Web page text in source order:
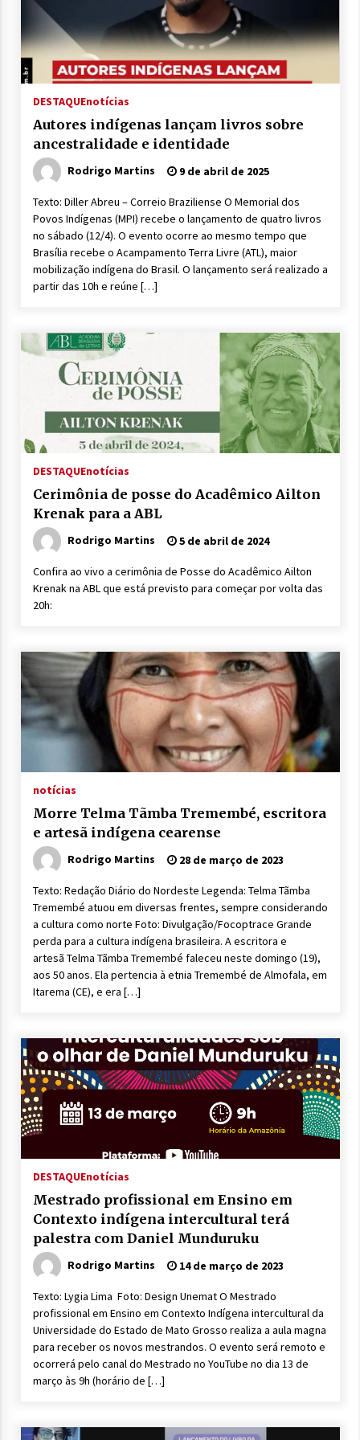
DESTAQUEnotícias
Autores indígenas lançam livros sobre
ancestralidade e identidade
Rodrigo Martins 9 de abril de 2025
Texto: Diller Abreu – Correio Braziliense O Memorial dos
Povos Indígenas (MPI) recebe o lançamento de quatro livros
no sábado (12/4). O evento ocorre ao mesmo tempo que
Brasília recebe o Acampamento Terra Livre (ATL), maior
mobilização indígena do Brasil. O lançamento será realizado a
partir das 10h e reúne […]
DESTAQUEnotícias
Cerimônia de posse do Acadêmico Ailton
Krenak para a ABL
Rodrigo Martins 5 de abril de 2024
Confira ao vivo a cerimônia de Posse do Acadêmico Ailton
Krenak na ABL que está previsto para começar por volta das
20h:
notícias
Morre Telma Tãmba Tremembé, escritora
e artesã indígena cearense
Rodrigo Martins 28 de março de 2023
Texto: Redação Diário do Nordeste Legenda: Telma Tãmba
Tremembé atuou em diversas frentes, sempre considerando
a cultura como norte Foto: Divulgação/Focoptrace Grande
perda para a cultura indígena brasileira. A escritora e
artesã Telma Tãmba Tremembé faleceu neste domingo (19),
aos 50 anos. Ela pertencia à etnia Tremembé de Almofala, em
Itarema (CE), e era […]
DESTAQUEnotícias
Mestrado profissional em Ensino em
Contexto indígena intercultural terá
palestra com Daniel Munduruku
Rodrigo Martins 14 de março de 2023
Texto: Lygia Lima Foto: Design Unemat O Mestrado
profissional em Ensino em Contexto Indígena intercultural da
Universidade do Estado de Mato Grosso realiza a aula magna
para receber os novos mestrandos. O evento será remoto e
ocorrerá pelo canal do Mestrado no YouTube no dia 13 de
março às 9h (horário de […]